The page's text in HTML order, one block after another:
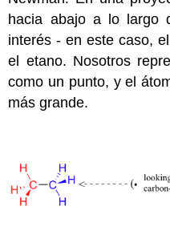
hacia abajo a lo largo
interés - en este caso,
el etano. Nosotros
como un punto, y el
más grande.